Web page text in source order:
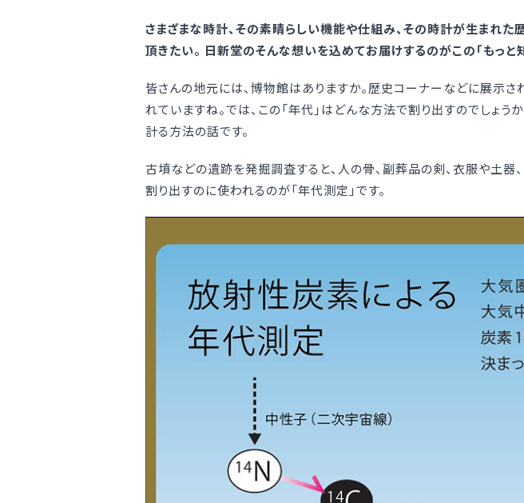
さまざまな時計、その素晴らしい機能や仕組み、その時計が生まれた
頂きたい。 日新堂のそんな想いを込めてお届けするのがこの「もっと
皆さんの地元には、博物館はありますか。歴史コーナーなどに展示
れていますね。では、この「年代」はどんな方法で割り出すのでしょ
計る方法の話です。
古墳などの遺跡を発掘調査すると、人の骨、副葬品の剣、衣服や土器
割り出すのに使われるのが「年代測定」です。